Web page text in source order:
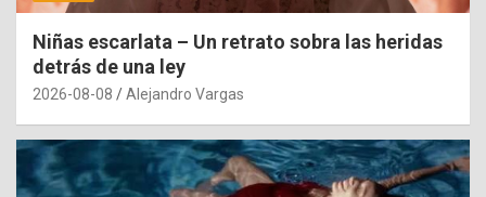
Niñas escarlata – Un retrato sobra las heridas
detrás de una ley
2026-08-08 Alejandro Vargas